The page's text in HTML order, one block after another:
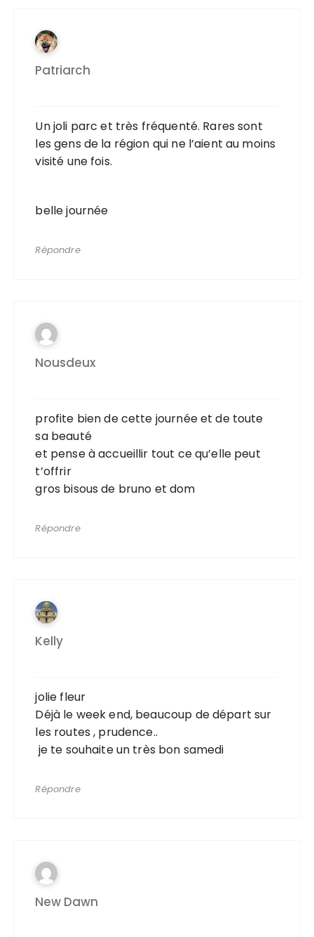
Patriarch
Un joli parc et très fréquenté. Rares sont
les gens de la région qui ne l’aient au moins
visité une fois.
belle journée
Répondre
Nousdeux
profite bien de cette journée et de toute
sa beauté
et pense à accueillir tout ce qu’elle peut
t’offrir
gros bisous de bruno et dom
Répondre
Kelly
jolie fleur
Déjà le week end, beaucoup de départ sur
les routes , prudence..
je te souhaite un très bon samedi
Répondre
New Dawn